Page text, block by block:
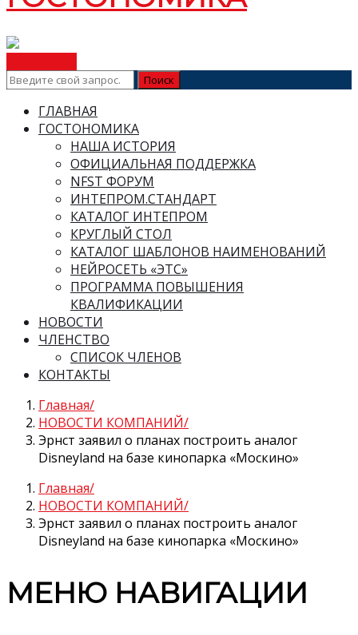
ГЛАВНАЯ
ГОСТОНОМИКА
НАША ИСТОРИЯ
ОФИЦИАЛЬНАЯ ПОДДЕРЖКА
NFST ФОРУМ
ИНТЕПРОМ.СТАНДАРТ
КАТАЛОГ ИНТЕПРОМ
КРУГЛЫЙ СТОЛ
КАТАЛОГ ШАБЛОНОВ НАИМЕНОВАНИЙ
НЕЙРОСЕТЬ «ЭТС»
ПРОГРАММА ПОВЫШЕНИЯ
КВАЛИФИКАЦИИ
НОВОСТИ
ЧЛЕНСТВО
СПИСОК ЧЛЕНОВ
КОНТАКТЫ
Главная
НОВОСТИ КОМПАНИЙ
Эрнст заявил о планах построить аналог
Disneyland на базе кинопарка «Москино»
Главная
НОВОСТИ КОМПАНИЙ
Эрнст заявил о планах построить аналог
Disneyland на базе кинопарка «Москино»
МЕНЮ НАВИГАЦИИ